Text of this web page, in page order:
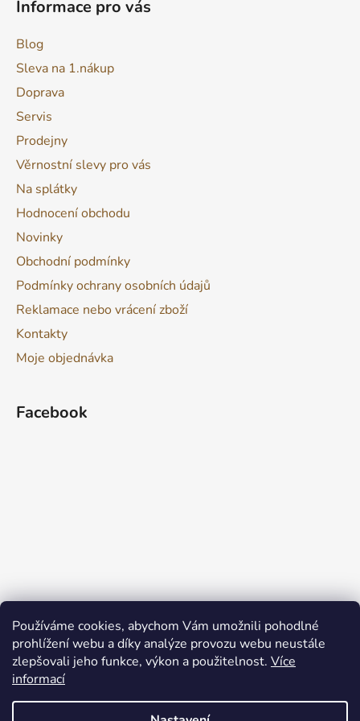
Používáme cookies, abychom Vám umožnili pohodlné
prohlížení webu a díky analýze provozu webu neustále
zlepšovali jeho funkce, výkon a použitelnost. Více
informací
Informace pro vás
Blog
Sleva na 1.nákup
Doprava
Servis
Prodejny
Věrnostní slevy pro vás
Na splátky
Hodnocení obchodu
Novinky
Obchodní podmínky
Podmínky ochrany osobních údajů
Reklamace nebo vrácení zboží
Kontakty
Moje objednávka
Facebook